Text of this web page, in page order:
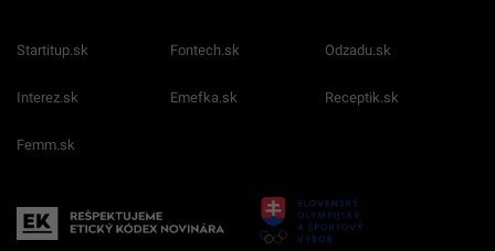
Startitup.sk Fontech.sk Odzadu.sk
Interez.sk Emefka.sk Receptik.sk
Femm.sk